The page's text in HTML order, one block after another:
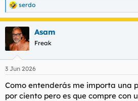
R
e
a
i
e
:
serdo
Asam
Freak
3 Jun 2026
Como entenderás me importa una
por ciento pero es que compre con